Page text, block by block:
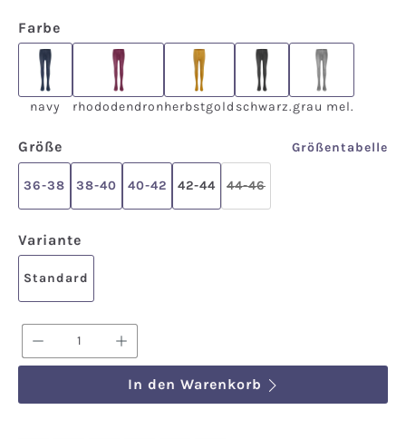
Farbe
navy
navy
rhododendron
rhododendron
herbstgold
herbstgold
schwarz
schwarz
.grau mel.
.grau mel.
Größe Größentabelle
36-38 38-40 40-42 42-44 44-46
Variante
Standard
Produkt Anzahl: Gib den
In den Warenkorb